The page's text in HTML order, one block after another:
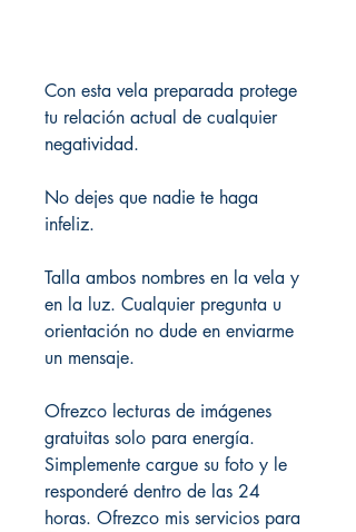
Con esta vela preparada protege
tu relación actual de cualquier
negatividad.
No dejes que nadie te haga
infeliz.
Talla ambos nombres en la vela y
en la luz. Cualquier pregunta u
orientación no dude en enviarme
un mensaje.
Ofrezco lecturas de imágenes
gratuitas solo para energía.
Simplemente cargue su foto y le
responderé dentro de las 24
horas. Ofrezco mis servicios para